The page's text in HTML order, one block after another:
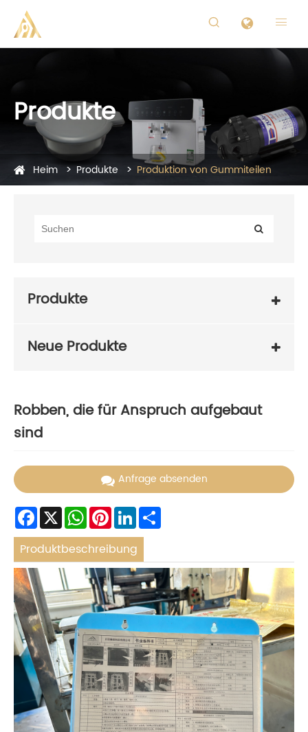
 
Produkte
Heim Produkte Produktion von Gummiteilen
Produkte
Neue Produkte
Robben, die für Anspruch aufgebaut
sind
Anfrage absenden
Facebook
X WhatsApp
Pinterest
LinkedIn
Produktbeschreibung